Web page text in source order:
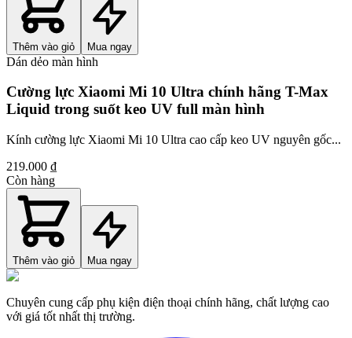
Thêm vào giỏ Mua ngay
Dán dẻo màn hình
Cường lực Xiaomi Mi 10 Ultra chính hãng T-Max
Liquid trong suốt keo UV full màn hình
Kính cường lực Xiaomi Mi 10 Ultra cao cấp keo UV nguyên gốc...
219.000 ₫
Còn hàng
Thêm vào giỏ Mua ngay
Chuyên cung cấp phụ kiện điện thoại chính hãng, chất lượng cao
với giá tốt nhất thị trường.